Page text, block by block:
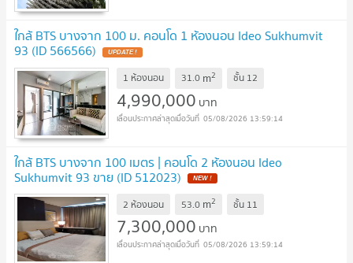
ใกล้ BTS บางจาก 100 ม. คอนโด 1 ห้องนอน Ideo Sukhumvit
93 (ID 566566)
1 ห้องนอน 31.0 m2 ชั้น 12
4,990,000 บาท
05/08/2026 13:59:14
ใกล้ BTS บางจาก 100 เมตร | คอนโด 2 ห้องนอน Ideo
Sukhumvit 93 ขาย (ID 512023)
2 ห้องนอน 53.0 m2 ชั้น 11
7,300,000 บาท
05/08/2026 13:59:14